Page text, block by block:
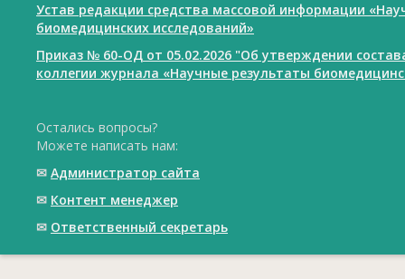
Устав редакции средства массовой информации
биомедицинских исследований»
Приказ № 60-ОД от 05.02.2026 "Об утверждении
коллегии журнала «Научные результаты
Остались вопросы?
Можете написать нам:
✉ Администратор сайта
✉ Контент менеджер
✉ Ответственный cекретарь